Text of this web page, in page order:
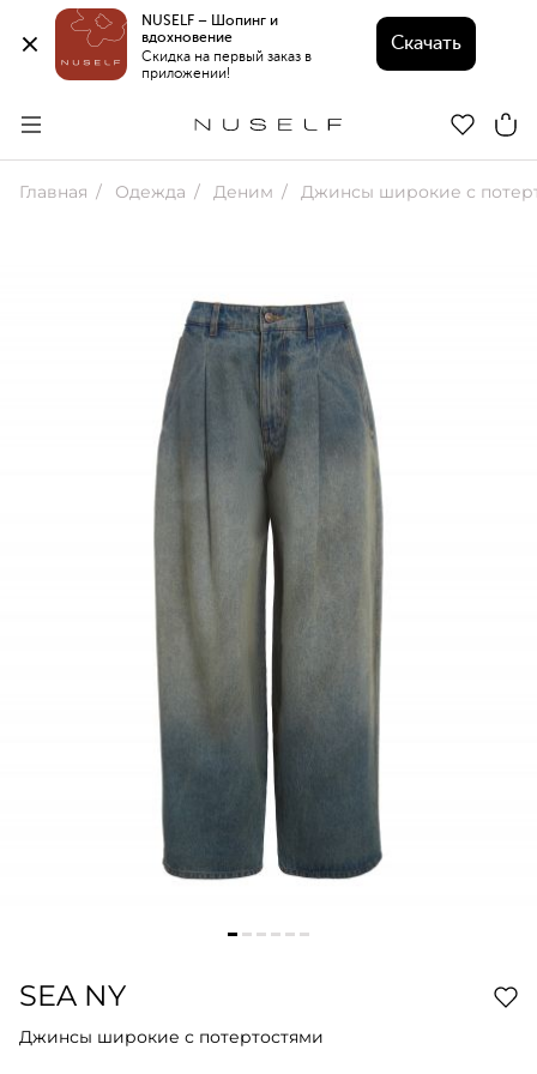
NUSELF – Шопинг и
вдохновение
Скидка на первый заказ в
приложении!
Скачать
Главная Одежда Деним Джинсы широкие с
SEA NY
Джинсы широкие с потертостями